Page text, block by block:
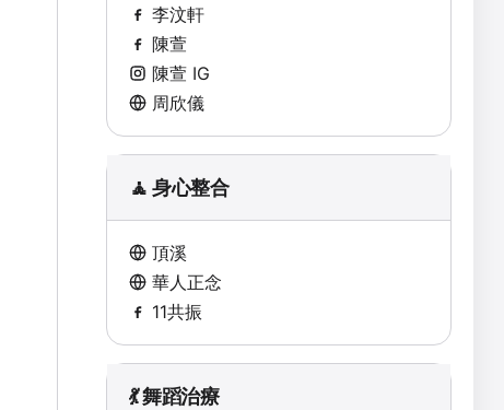
李汶軒
陳萱
陳萱 IG
周欣儀
🧘 身心整合
頂溪
華人正念
11共振
💃 舞蹈治療